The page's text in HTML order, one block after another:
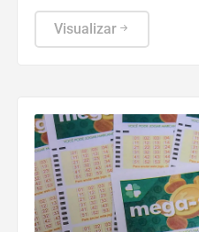
maioria foi de São Paulo.
Visualizar